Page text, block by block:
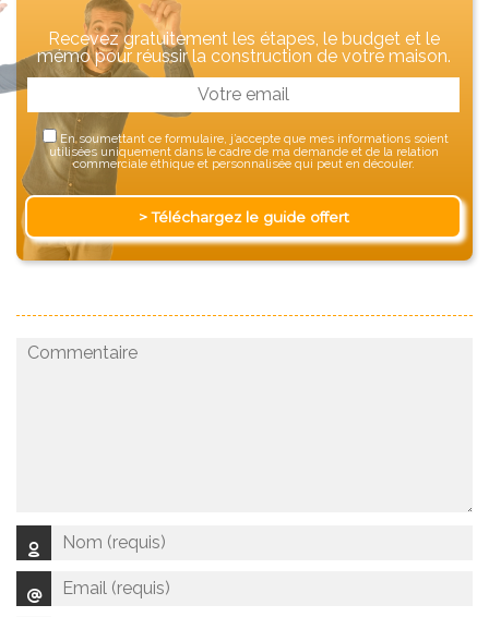
Recevez gratuitement les étapes, le budget et le
mémo pour réussir la construction de votre maison.
En soumettant ce formulaire, j’accepte que mes informations soient
utilisées uniquement dans le cadre de ma demande et de la relation
commerciale éthique et personnalisée qui peut en découler.